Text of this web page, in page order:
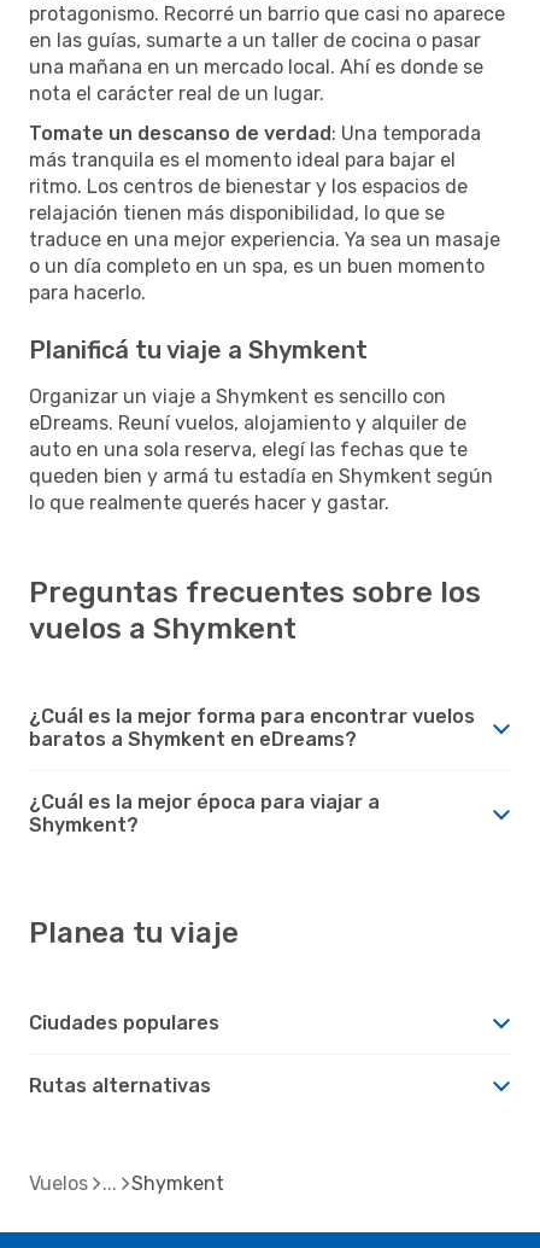
protagonismo. Recorré un barrio que casi no aparece
en las guías, sumarte a un taller de cocina o pasar
una mañana en un mercado local. Ahí es donde se
nota el carácter real de un lugar.
Tomate un descanso de verdad: Una temporada
más tranquila es el momento ideal para bajar el
ritmo. Los centros de bienestar y los espacios de
relajación tienen más disponibilidad, lo que se
traduce en una mejor experiencia. Ya sea un masaje
o un día completo en un spa, es un buen momento
para hacerlo.
Planificá tu viaje a Shymkent
Organizar un viaje a Shymkent es sencillo con
eDreams. Reuní vuelos, alojamiento y alquiler de
auto en una sola reserva, elegí las fechas que te
queden bien y armá tu estadía en Shymkent según
lo que realmente querés hacer y gastar.
Preguntas frecuentes sobre los
vuelos a Shymkent
¿Cuál es la mejor forma para encontrar vuelos
baratos a Shymkent en eDreams?
¿Cuál es la mejor época para viajar a
Shymkent?
Planea tu viaje
Ciudades populares
Rutas alternativas
Vuelos Shymkent